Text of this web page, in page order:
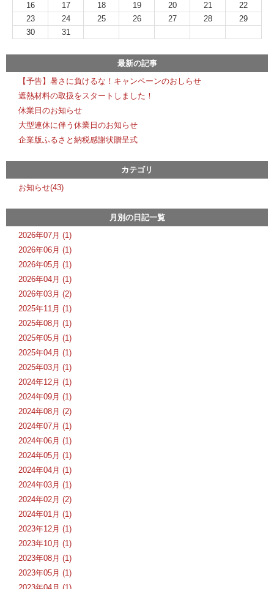
16
17 18 19 20 21
22
23
24 25 26 27 28
29
30
31
最新の記事
【予告】暑さに負けるな！キャンペーンのおしらせ
遮熱材料の取扱をスタートしました！
休業日のお知らせ
大型連休に伴う休業日のお知らせ
企業版ふるさと納税感謝状贈呈式
カテゴリ
お知らせ(43)
月別の日記一覧
2026年07月 (1)
2026年06月 (1)
2026年05月 (1)
2026年04月 (1)
2026年03月 (2)
2025年11月 (1)
2025年08月 (1)
2025年05月 (1)
2025年04月 (1)
2025年03月 (1)
2024年12月 (1)
2024年09月 (1)
2024年08月 (2)
2024年07月 (1)
2024年06月 (1)
2024年05月 (1)
2024年04月 (1)
2024年03月 (1)
2024年02月 (2)
2024年01月 (1)
2023年12月 (1)
2023年10月 (1)
2023年08月 (1)
2023年05月 (1)